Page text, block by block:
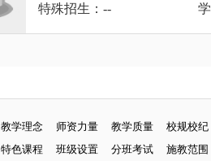
特殊招生：--
教学理念 师资力量 教学质量
校规校纪
特色课程 班级设置 分班考试
施教范围